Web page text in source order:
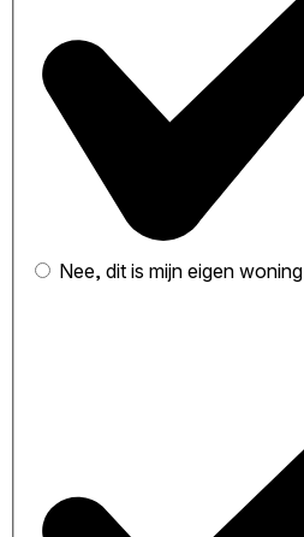
Nee, dit is mijn eigen woning